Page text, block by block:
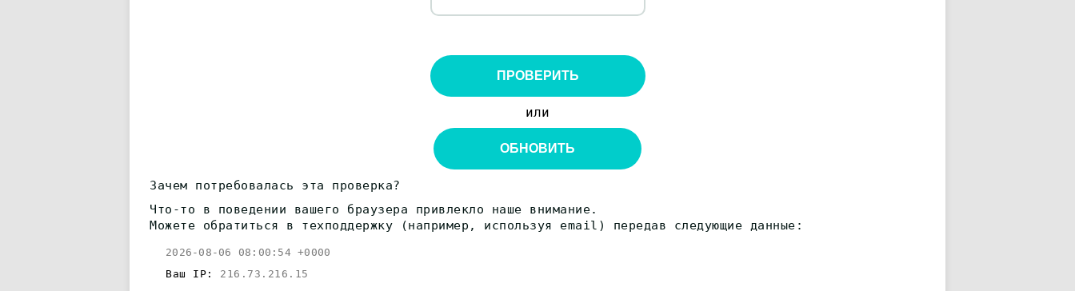
ПРОВЕРИТЬ
или
ОБНОВИТЬ
Зачем потребовалась эта проверка?
Что-то в поведении вашего браузера привлекло наше внимание.
Можете обратиться в техподдержку (например, используя email) передав следующие данные:
2026-08-06 08:00:54 +0000
Ваш IP: 216.73.216.15